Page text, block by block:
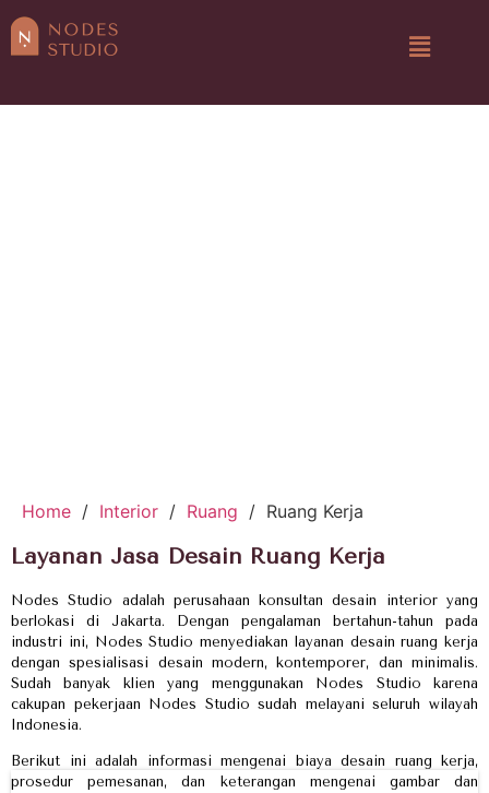
Home / Interior / Ruang / Ruang Kerja
Layanan Jasa Desain Ruang Kerja
Nodes Studio adalah perusahaan konsultan desain interior yang
berlokasi di Jakarta. Dengan pengalaman bertahun-tahun pada
industri ini, Nodes Studio menyediakan layanan desain ruang kerja
dengan spesialisasi desain modern, kontemporer, dan minimalis.
Sudah banyak klien yang menggunakan Nodes Studio karena
cakupan pekerjaan Nodes Studio sudah melayani seluruh wilayah
Indonesia.
Berikut ini adalah informasi mengenai biaya desain ruang kerja,
prosedur pemesanan, dan keterangan mengenai gambar dan